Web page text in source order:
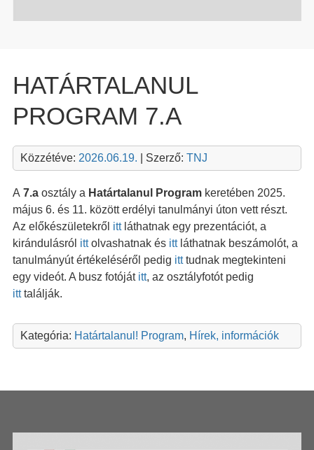
HATÁRTALANUL
PROGRAM 7.A
Közzétéve: 2026.06.19. | Szerző: TNJ
A 7.aosztály a Határtalanul Programkeretében 2025.
május 6. és 11. között erdélyi tanulmányi úton vett részt.
Az előkészületekről ittláthatnak egy prezentációt, a
kirándulásról ittolvashatnak és ittláthatnak beszámolót, a
tanulmányút értékeléséről pedig itttudnak megtekinteni
egy videót. A busz fotóját itt, az osztályfotót pedig
itttalálják.
Kategória: Határtalanul! Program, Hírek, információk